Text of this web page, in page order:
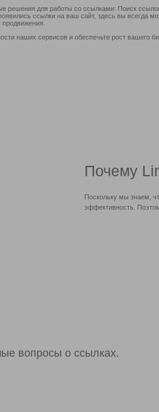
решения для работы со ссылками: Поиск
ссылки на ваш сайт, здесь вы всегда
наших сервисов и обеспечьте рост вашего
Почему
Поскольку мы знаем,
эффективность.
вопросы о ссылках.